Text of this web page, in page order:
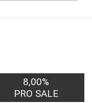
8,00%
PRO SALE